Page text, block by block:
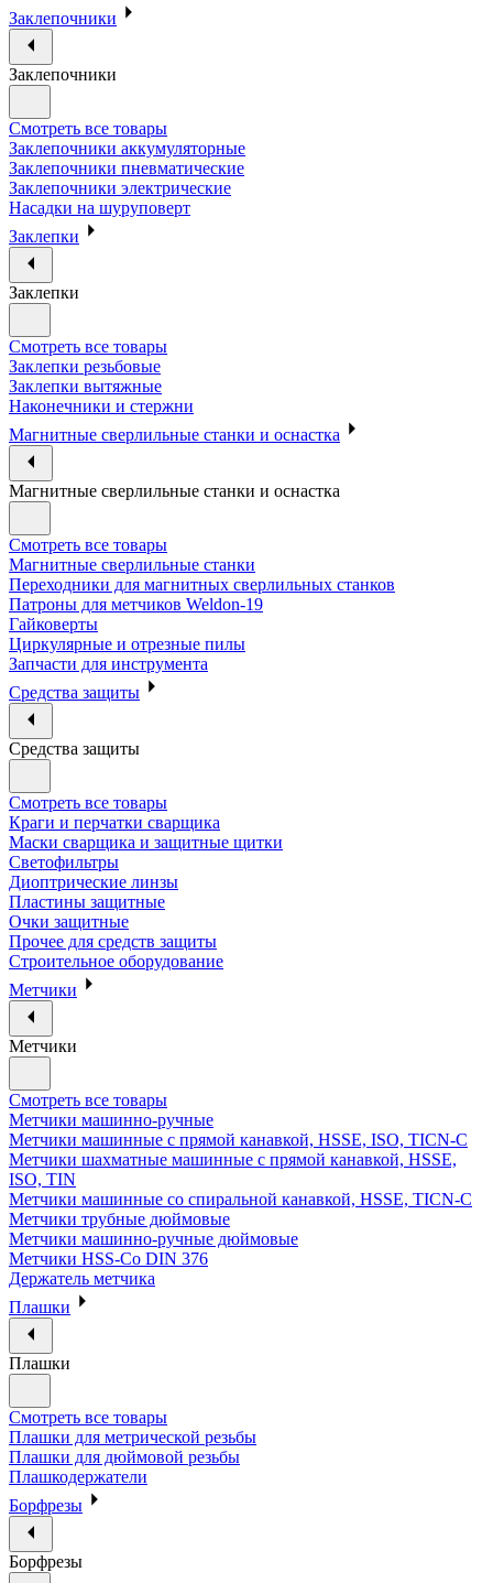
Заклепочники
Заклепочники
Смотреть все товары
Заклепочники аккумуляторные
Заклепочники пневматические
Заклепочники электрические
Насадки на шуруповерт
Заклепки
Заклепки
Смотреть все товары
Заклепки резьбовые
Заклепки вытяжные
Наконечники и стержни
Магнитные сверлильные станки и оснастка
Магнитные сверлильные станки и оснастка
Смотреть все товары
Магнитные сверлильные станки
Переходники для магнитных сверлильных станков
Патроны для метчиков Weldon-19
Гайковерты
Циркулярные и отрезные пилы
Запчасти для инструмента
Средства защиты
Средства защиты
Смотреть все товары
Краги и перчатки сварщика
Маски сварщика и защитные щитки
Светофильтры
Диоптрические линзы
Пластины защитные
Очки защитные
Прочее для средств защиты
Строительное оборудование
Метчики
Метчики
Смотреть все товары
Метчики машинно-ручные
Метчики машинные с прямой канавкой, HSSE, ISO, TICN-C
Метчики шахматные машинные с прямой канавкой, HSSE,
ISO, TIN
Метчики машинные со спиральной канавкой, HSSE, TICN-C
Метчики трубные дюймовые
Метчики машинно-ручные дюймовые
Метчики HSS-Co DIN 376
Держатель метчика
Плашки
Плашки
Смотреть все товары
Плашки для метрической резьбы
Плашки для дюймовой резьбы
Плашкодержатели
Борфрезы
Борфрезы